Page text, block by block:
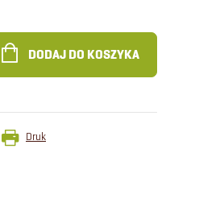
DODAJ DO KOSZYKA
Druk